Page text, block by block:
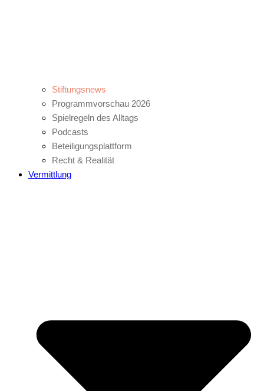
Stiftungsnews
Programmvorschau 2026
Spielregeln des Alltags
Podcasts
Beteiligungsplattform
Recht & Realität
Vermittlung